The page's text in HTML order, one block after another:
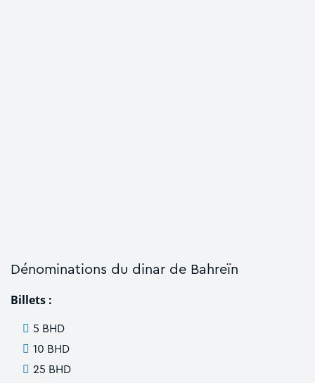
Dénominations du dinar de Bahreïn
Billets :
5 BHD
10 BHD
25 BHD